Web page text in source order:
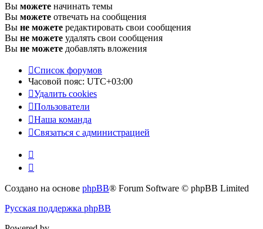
Вы можете начинать темы
Вы можете отвечать на сообщения
Вы не можете редактировать свои сообщения
Вы не можете удалять свои сообщения
Вы не можете добавлять вложения
Список форумов
Часовой пояс: UTC+03:00
Удалить cookies
Пользователи
Наша команда
Связаться с администрацией
Создано на основе phpBB® Forum Software © phpBB Limited
Русская поддержка phpBB